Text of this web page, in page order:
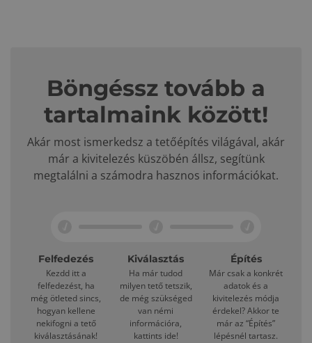
Böngéssz tovább a
tartalmaink között!
Akár most ismerkedsz a tetőépítés világával, akár
már a kivitelezés küszöbén állsz, segítünk
megtalálni a számodra hasznos információkat.
Felfedezés
Kezdd itt a
felfedezést, ha
még ötleted sincs,
hogyan kellene
nekifogni a tető
kiválasztásának!
Kiválasztás
Ha már tudod
milyen tető tetszik,
de még szükséged
van némi
információra,
kattints ide!
Építés
Már csak a konkrét
adatok és a
kivitelezés módja
érdekel? Akkor te
már az “Építés”
lépésnél tartasz.